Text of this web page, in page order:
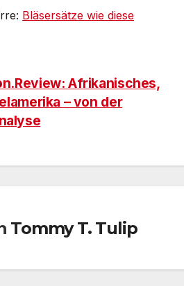
Bläsersätze wie diese
Afrikanisches,
– von der
Tommy T. Tulip